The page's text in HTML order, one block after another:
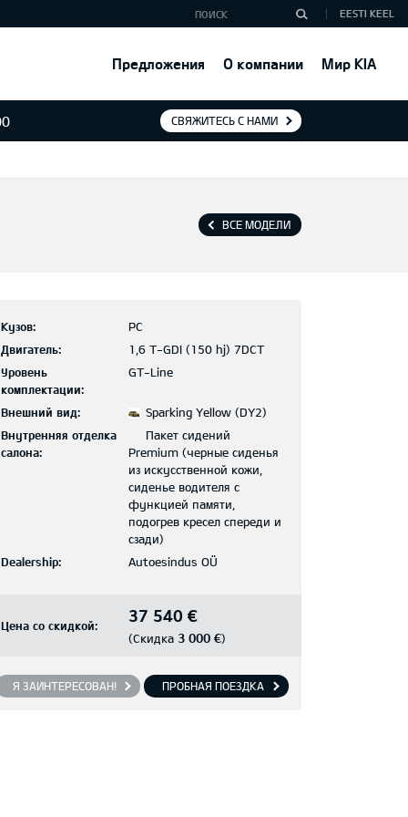
Предложения О компании Мир KIA
EESTI KEEL
СВЯЖИТЕСЬ С НАМИ
ВСЕ МОДЕЛИ
Кузов:
PC
Двигатель:
1,6 T-GDI (150 hj) 7DCT
Уровень
комплектации:
GT-Line
Внешний вид:
Sparking Yellow (DY2)
Внутренняя отделка
салона:
Пакет сидений
Premium (черные сиденья
из искусственной кожи,
сиденье водителя с
функцией памяти,
подогрев кресел спереди и
сзади)
Dealership:
Autoesindus OÜ
Цена со скидкой: 37 540 €
(Скидка 3 000 €)
Я ЗАИНТЕРЕСОВАН! ПРОБНАЯ ПОЕЗДКА